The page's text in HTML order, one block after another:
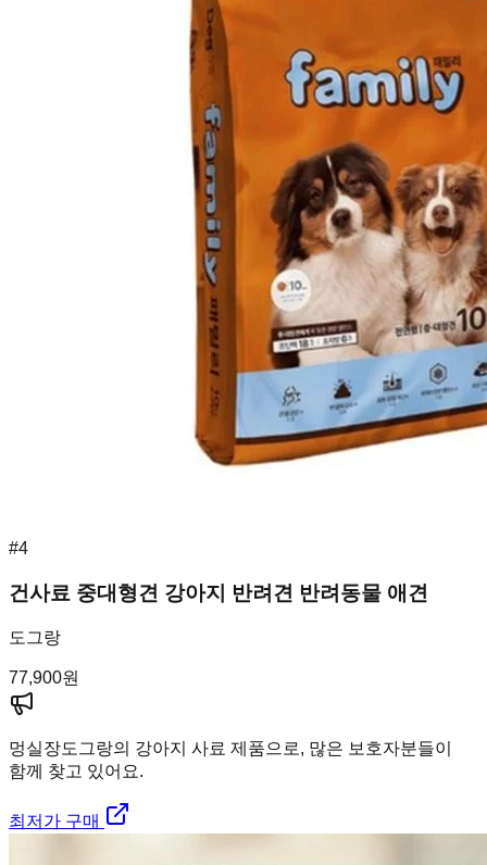
#4
건사료 중대형견 강아지 반려견 반려동물 애견
도그랑
77,900원
멍실장도그랑의 강아지 사료 제품으로, 많은 보호자분들이
함께 찾고 있어요.
최저가 구매